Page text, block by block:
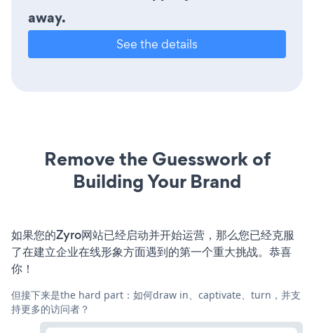
away.
See the details
Remove the Guesswork of
Building Your Brand
如果您的Zyro网站已经启动并开始运营，那么您已经克服
了在建立企业在线形象方面遇到的第一个重大挑战。恭喜
你！
但接下来是the hard part：如何draw in、captivate、turn，并支
持更多的访问者？